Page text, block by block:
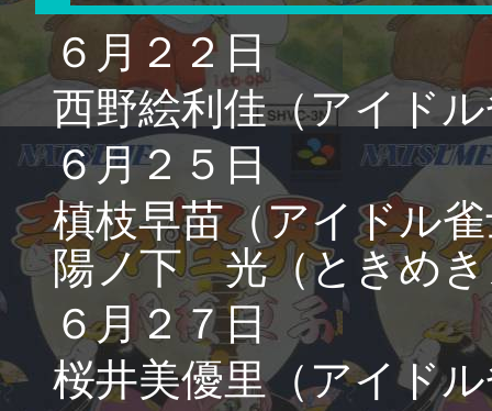
６月２２日
西野絵利佳（アイド
６月２５日
槙枝早苗（アイドル
陽ノ下 光（ときめき
６月２７日
桜井美優里（アイド